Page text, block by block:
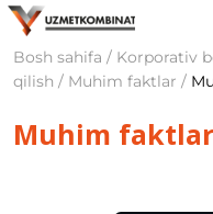
Bosh sahifa / Korporativ
qilish / Muhim faktlar /
Muhim